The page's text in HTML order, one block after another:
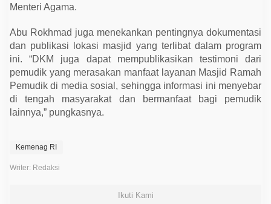
Menteri Agama.
Abu Rokhmad juga menekankan pentingnya dokumentasi
dan publikasi lokasi masjid yang terlibat dalam program
ini. “DKM juga dapat mempublikasikan testimoni dari
pemudik yang merasakan manfaat layanan Masjid Ramah
Pemudik di media sosial, sehingga informasi ini menyebar
di tengah masyarakat dan bermanfaat bagi pemudik
lainnya,” pungkasnya.
Kemenag RI
Writer: Redaksi
Ikuti Kami